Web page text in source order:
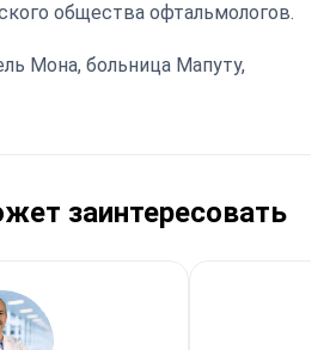
общества офтальмологов.
Мона, больница Мапуту,
заинтересовать